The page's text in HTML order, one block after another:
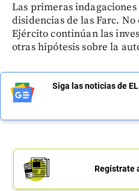
Las primeras
disidencias de las Farc.
Ejército continúan las
otras hipótesis sobre la
Siga las noticias de
Regístrate